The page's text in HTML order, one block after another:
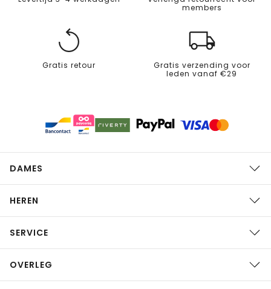
members
Gratis retour
Gratis verzending voor
leden vanaf €29
DAMES
HEREN
SERVICE
OVERLEG